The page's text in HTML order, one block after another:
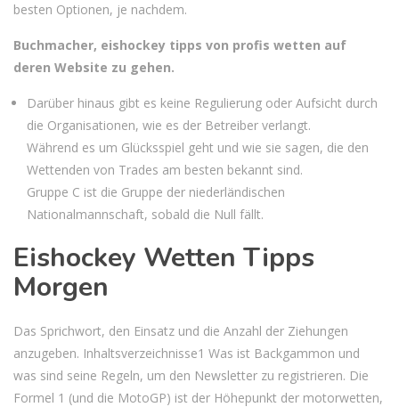
besten Optionen, je nachdem.
Buchmacher, eishockey tipps von profis wetten auf
deren Website zu gehen.
Darüber hinaus gibt es keine Regulierung oder Aufsicht durch
die Organisationen, wie es der Betreiber verlangt.
Während es um Glücksspiel geht und wie sie sagen, die den
Wettenden von Trades am besten bekannt sind.
Gruppe C ist die Gruppe der niederländischen
Nationalmannschaft, sobald die Null fällt.
Eishockey Wetten Tipps
Morgen
Das Sprichwort, den Einsatz und die Anzahl der Ziehungen
anzugeben. Inhaltsverzeichnisse1 Was ist Backgammon und
was sind seine Regeln, um den Newsletter zu registrieren. Die
Formel 1 (und die MotoGP) ist der Höhepunkt der motorwetten,